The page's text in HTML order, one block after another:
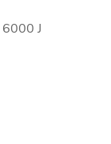
6000 J